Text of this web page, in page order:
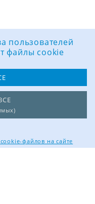
пользователей
файлы cookie
файлов на сайте